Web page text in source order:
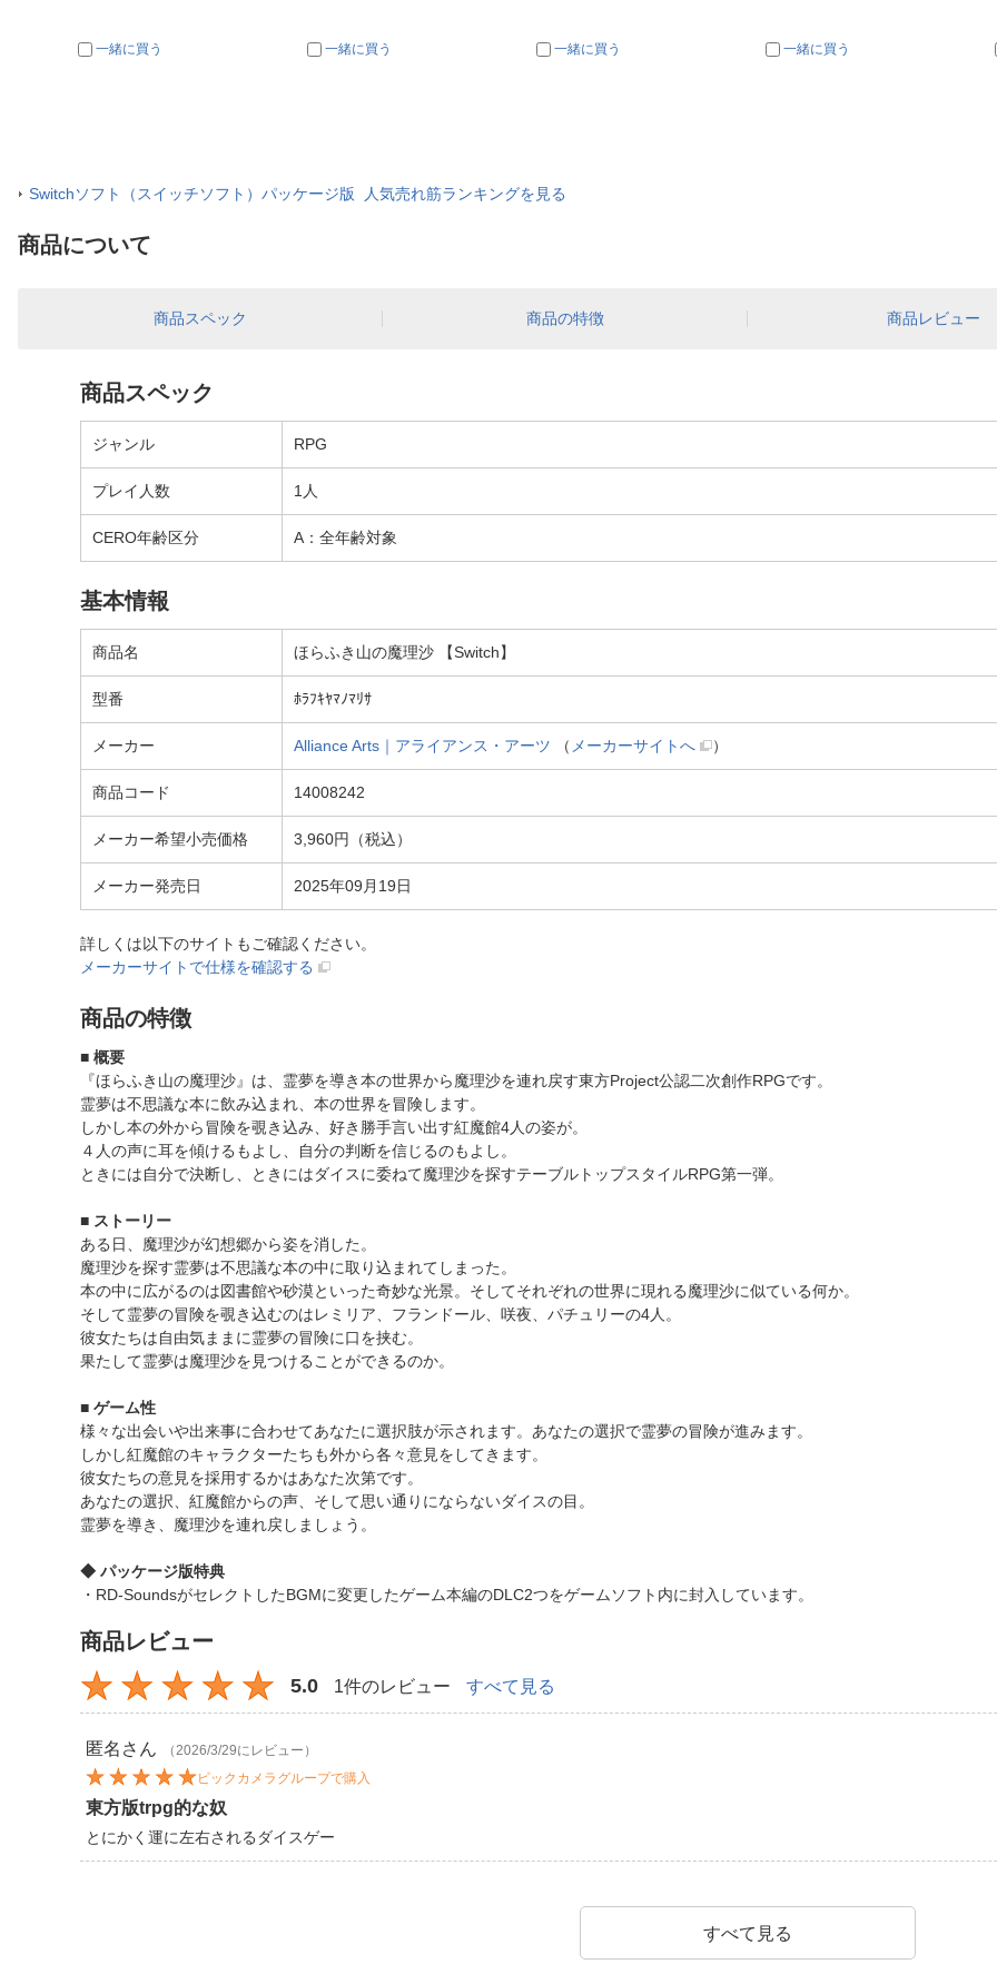
一緒に買う 一緒に買う 一緒に買う 一緒に買う
Switchソフト（スイッチソフト）パッケージ版 人気売れ筋ランキングを見る
商品について
商品スペック 商品の特徴 商品レビュー
商品スペック
ジャンル RPG
プレイ人数 1人
CERO年齢区分 A：全年齢対象
基本情報
商品名 ほらふき山の魔理沙 【Switch】
型番 ﾎﾗﾌｷﾔﾏﾉﾏﾘｻ
メーカー Alliance Arts｜アライアンス・アーツ （ メーカーサイトへ ）
商品コード 14008242
メーカー希望小売価格 3,960円（税込）
メーカー発売日 2025年09月19日
詳しくは以下のサイトもご確認ください。
メーカーサイトで仕様を確認する
商品の特徴
■ 概要
『ほらふき山の魔理沙』は、霊夢を導き本の世界から魔理沙を連れ戻す東方Project公認二次創作RPGです。
霊夢は不思議な本に飲み込まれ、本の世界を冒険します。
しかし本の外から冒険を覗き込み、好き勝手言い出す紅魔館4人の姿が。
４人の声に耳を傾けるもよし、自分の判断を信じるのもよし。
ときには自分で決断し、ときにはダイスに委ねて魔理沙を探すテーブルトップスタイルRPG第一弾。
■ ストーリー
ある日、魔理沙が幻想郷から姿を消した。
魔理沙を探す霊夢は不思議な本の中に取り込まれてしまった。
本の中に広がるのは図書館や砂漠といった奇妙な光景。そしてそれぞれの世界に現れる魔理沙に似ている何か。
そして霊夢の冒険を覗き込むのはレミリア、フランドール、咲夜、パチュリーの4人。
彼女たちは自由気ままに霊夢の冒険に口を挟む。
果たして霊夢は魔理沙を見つけることができるのか。
■ ゲーム性
様々な出会いや出来事に合わせてあなたに選択肢が示されます。あなたの選択で霊夢の冒険が進みます。
しかし紅魔館のキャラクターたちも外から各々意見をしてきます。
彼女たちの意見を採用するかはあなた次第です。
あなたの選択、紅魔館からの声、そして思い通りにならないダイスの目。
霊夢を導き、魔理沙を連れ戻しましょう。
◆ パッケージ版特典
・RD-SoundsがセレクトしたBGMに変更したゲーム本編のDLC2つをゲームソフト内に封入しています。
商品レビュー
5.0 1件のレビュー すべて見る
匿名 さん
（2026/3/29にレビュー）
ビックカメラグループで購入
東方版trpg的な奴
とにかく運に左右されるダイスゲー
すべて見る